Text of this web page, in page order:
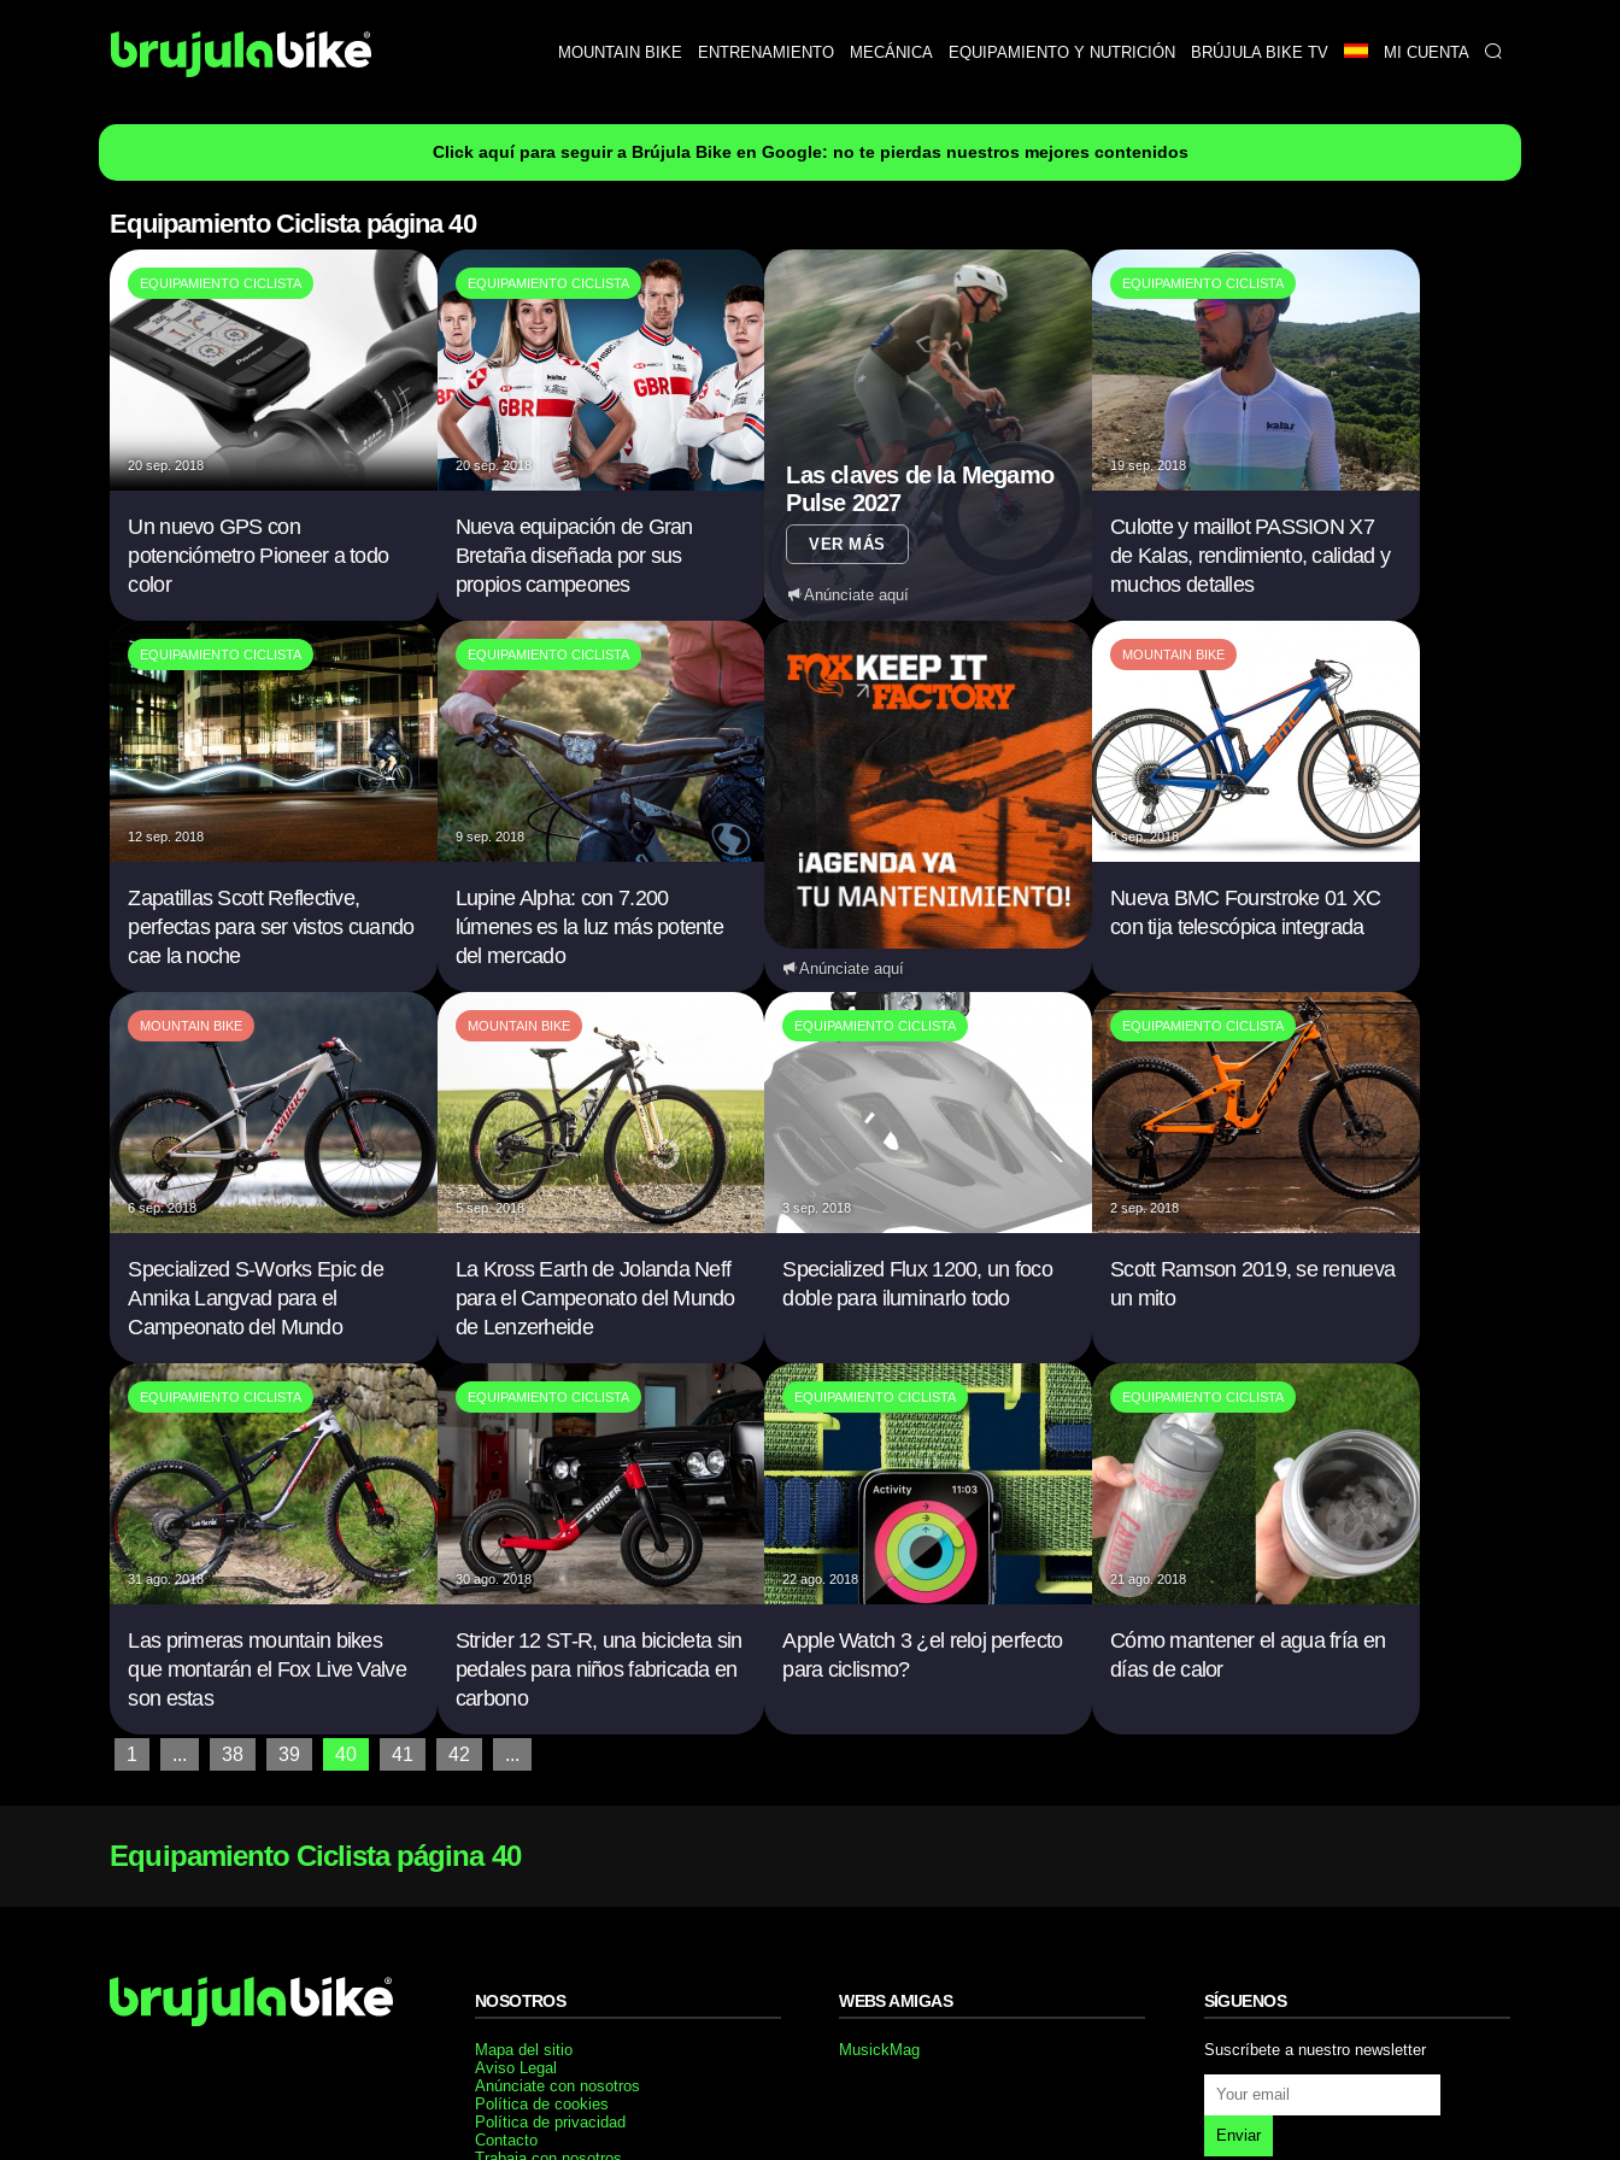
MOUNTAIN BIKE ENTRENAMIENTO MECÁNICA EQUIPAMIENTO Y NUTRICIÓN BRÚJULA BIKE TV MI CUENTA
Click aquí para seguir a Brújula Bike en Google: no te pierdas nuestros mejores contenidos
Equipamiento Ciclista página 40
EQUIPAMIENTO CICLISTA
20 sep. 2018
Un nuevo GPS con
potenciómetro Pioneer a todo
color
EQUIPAMIENTO CICLISTA
20 sep. 2018
Nueva equipación de Gran
Bretaña diseñada por sus
propios campeones
Las claves de la Megamo
Pulse 2027
VER MÁS
Anúnciate aquí
EQUIPAMIENTO CICLISTA
19 sep. 2018
Culotte y maillot PASSION X7
de Kalas, rendimiento, calidad y
muchos detalles
EQUIPAMIENTO CICLISTA
12 sep. 2018
Zapatillas Scott Reflective,
perfectas para ser vistos cuando
cae la noche
EQUIPAMIENTO CICLISTA
9 sep. 2018
Lupine Alpha: con 7.200
lúmenes es la luz más potente
del mercado
Anúnciate aquí
MOUNTAIN BIKE
8 sep. 2018
Nueva BMC Fourstroke 01 XC
con tija telescópica integrada
MOUNTAIN BIKE
6 sep. 2018
Specialized S-Works Epic de
Annika Langvad para el
Campeonato del Mundo
MOUNTAIN BIKE
5 sep. 2018
La Kross Earth de Jolanda Neff
para el Campeonato del Mundo
de Lenzerheide
EQUIPAMIENTO CICLISTA
3 sep. 2018
Specialized Flux 1200, un foco
doble para iluminarlo todo
EQUIPAMIENTO CICLISTA
2 sep. 2018
Scott Ramson 2019, se renueva
un mito
EQUIPAMIENTO CICLISTA
31 ago. 2018
Las primeras mountain bikes
que montarán el Fox Live Valve
son estas
EQUIPAMIENTO CICLISTA
30 ago. 2018
Strider 12 ST-R, una bicicleta sin
pedales para niños fabricada en
carbono
EQUIPAMIENTO CICLISTA
22 ago. 2018
Apple Watch 3 ¿el reloj perfecto
para ciclismo?
EQUIPAMIENTO CICLISTA
21 ago. 2018
Cómo mantener el agua fría en
días de calor
1 ... 38 39 40 41 42 ...
Equipamiento Ciclista página 40
NOSOTROS
Mapa del sitio
Aviso Legal
Anúnciate con nosotros
Política de cookies
Política de privacidad
Contacto
WEBS AMIGAS
MusickMag
SÍGUENOS
Suscríbete a nuestro newsletter
Enviar